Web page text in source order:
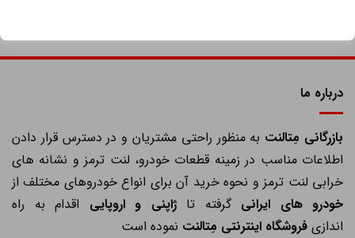
درباره ما
بازرگانی مِتالنتبه منظور راحتی مشتریان و در دسترس قرار دادن
اطلاعات مناسب در زمینه قطعات خودرو، لنت ترمز و نشانه های
خرابی لنت ترمز و نحوه خرید آن برای انواع خودروهای مختلف از
خودرو های ایرانیگرفته تاژاپنی و اروپاییاقدام به راه
اندازیفروشگاه اینترنتی مِتالنتنموده است